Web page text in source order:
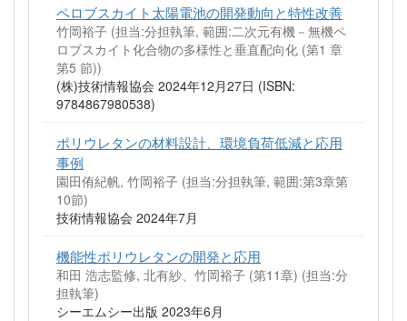
ペロブスカイト太陽電池の開発動向と特性改善
竹岡裕子 (担当:分担執筆, 範囲:二次元有機－無機ペ
ロブスカイト化合物の多様性と垂直配向化 (第1 章
第5 節))
(株)技術情報協会 2024年12月27日 (ISBN:
9784867980538)
ポリウレタンの材料設計、環境負荷低減と応用
事例
園田侑紀帆, 竹岡裕子 (担当:分担執筆, 範囲:第3章第
10節)
技術情報協会 2024年7月
機能性ポリウレタンの開発と応用
和田 浩志監修, 北有紗、竹岡裕子 (第11章) (担当:分
担執筆)
シーエムシー出版 2023年6月